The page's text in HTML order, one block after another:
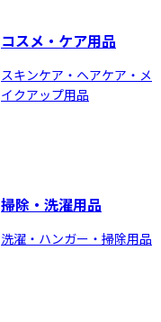
コスメ・ケア用品
スキンケア・ヘアケア・メ
イクアップ用品
掃除・洗濯用品
洗濯・ハンガー・掃除用品